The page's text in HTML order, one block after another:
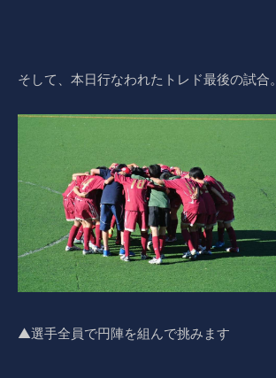
そして、本日行なわれたトレド最後の試合。
▲選手全員で円陣を組んで挑みます